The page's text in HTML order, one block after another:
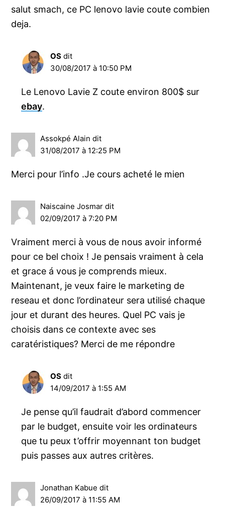
salut smach, ce PC lenovo lavie coute combien
deja.
OS dit
30/08/2017 à 10:50 PM
Le Lenovo Lavie Z coute environ 800$ sur
ebay.
Assokpé Alain dit
31/08/2017 à 12:25 PM
Merci pour l’info .Je cours acheté le mien
Naiscaine Josmar dit
02/09/2017 à 7:20 PM
Vraiment merci à vous de nous avoir informé
pour ce bel choix ! Je pensais vraiment à cela
et grace á vous je comprends mieux.
Maintenant, je veux faire le marketing de
reseau et donc l’ordinateur sera utilisé chaque
jour et durant des heures. Quel PC vais je
choisis dans ce contexte avec ses
caratéristiques? Merci de me répondre
OS dit
14/09/2017 à 1:55 AM
Je pense qu’il faudrait d’abord commencer
par le budget, ensuite voir les ordinateurs
que tu peux t’offrir moyennant ton budget
puis passes aux autres critères.
Jonathan Kabue dit
26/09/2017 à 11:55 AM